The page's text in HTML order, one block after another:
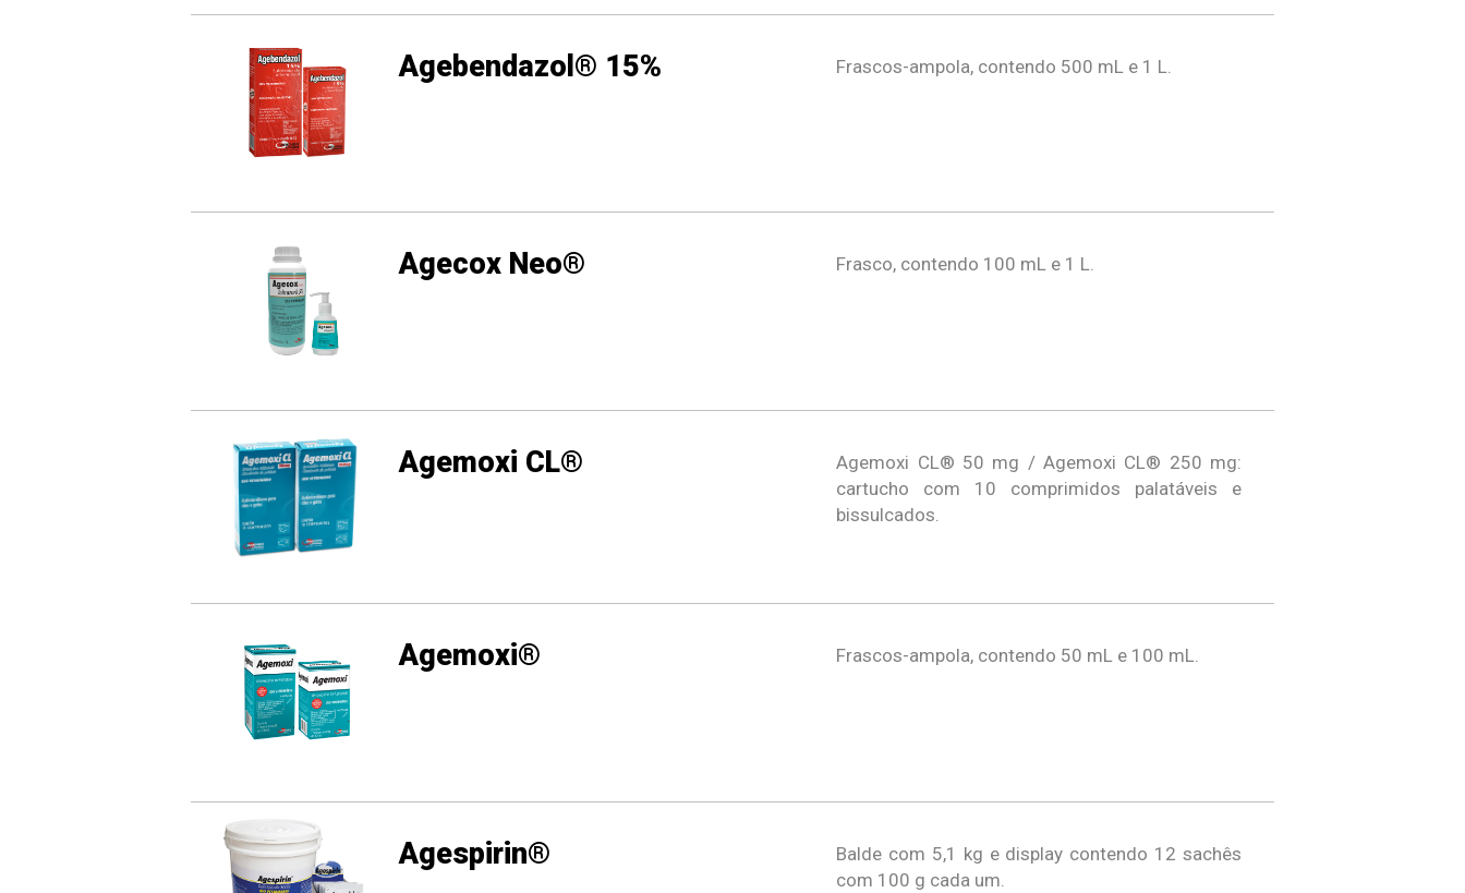
Agebendazol® 15% Frascos-ampola, contendo 500 mL e 1 L.
Agecox Neo® Frasco, contendo 100 mL e 1 L.
Agemoxi CL®
Agemoxi CL® 50 mg / Agemoxi CL® 250 mg:
cartucho com 10 comprimidos palatáveis e
bissulcados.
Agemoxi® Frascos-ampola, contendo 50 mL e 100 mL.
Agespirin®
Balde com 5,1 kg e display contendo 12 sachês
com 100 g cada um.